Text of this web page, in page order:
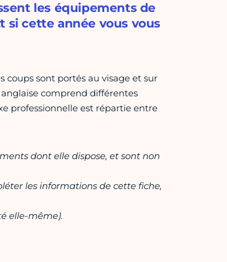
les équipements de
si cette année vous vous
coups sont portés au visage et sur
anglaise comprend différentes
professionnelle est répartie entre
dont elle dispose, et sont non
les informations de cette fiche,
elle-même).